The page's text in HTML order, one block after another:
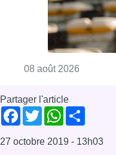
08 août 2026
Partager l'article
Facebook
TwitterWhatsApp
27 octobre 2019 - 13h03